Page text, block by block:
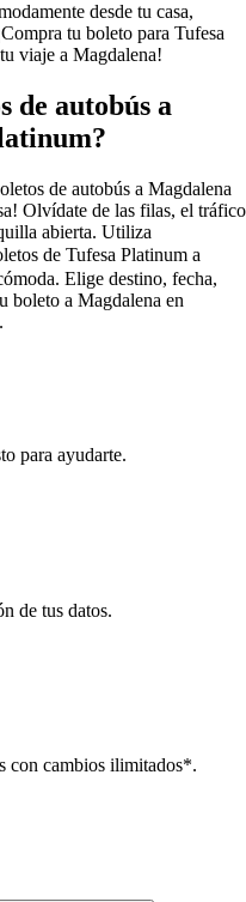
desde tu casa,
tu boleto para Tufesa
viaje a Magdalena!
de autobús a
de autobús a Magdalena
Olvídate de las filas, el tráfico
abierta. Utiliza
de Tufesa Platinum a
Elige destino, fecha,
boleto a Magdalena en
para ayudarte.
de tus datos.
con cambios ilimitados*.